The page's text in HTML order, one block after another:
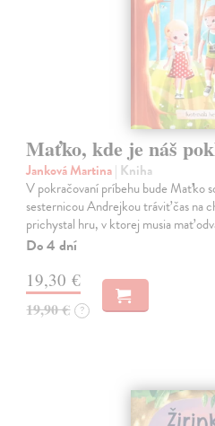
Maťko, kde je náš
Janková Martina| Kniha
V pokračovaní príbehu bude Maťko
sesternicou Andrejkou tráviť čas na
prichystal hru, v ktorej musia mať
Do 4 dní
19,30 €
19,90 € ?